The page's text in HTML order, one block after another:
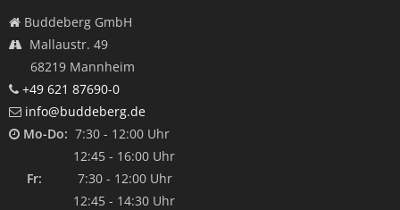
Buddeberg GmbH
Mallaustr. 49
68219 Mannheim
+49 621 87690-0
info@buddeberg.de
Mo-Do: 7:30 - 12:00 Uhr
12:45 - 16:00 Uhr
Fr: 7:30 - 12:00 Uhr
12:45 - 14:30 Uhr